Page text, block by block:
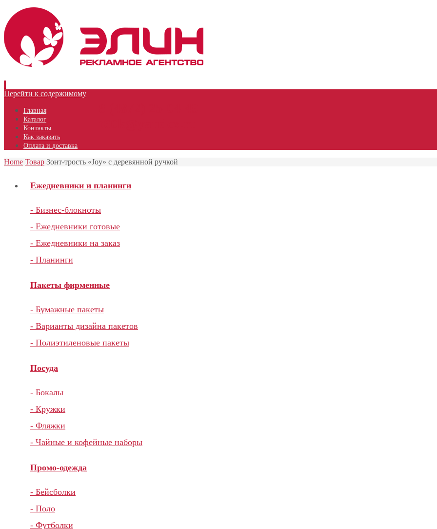
Перейти к содержимому
Главная
Каталог
Контакты
Как заказать
Оплата и доставка
Home Товар Зонт-трость «Joy» с деревянной ручкой
Ежедневники и планинги
- Бизнес-блокноты
- Ежедневники готовые
- Ежедневники на заказ
- Планинги
Пакеты фирменные
- Бумажные пакеты
- Варианты дизайна пакетов
- Полиэтиленовые пакеты
Посуда
- Бокалы
- Кружки
- Фляжки
- Чайные и кофейные наборы
Промо-одежда
- Бейсболки
- Поло
- Футболки